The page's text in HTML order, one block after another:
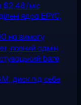
$2,48/міс
ядра EPYC,
на вимогу
повний адмін
bare
диск під себе